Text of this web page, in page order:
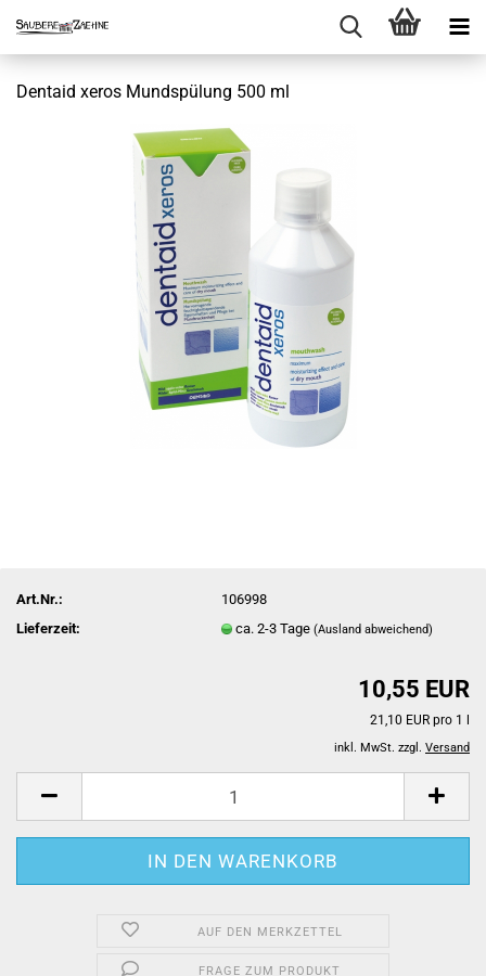
Dentaid xeros Mundspülung 500 ml
Art.Nr.:
106998
Lieferzeit:
ca. 2-3 Tage(Ausland abweichend)
10,55 EUR
21,10 EUR pro 1 l
inkl. MwSt. zzgl. Versand
AUF DEN MERKZETTEL
FRAGE ZUM PRODUKT